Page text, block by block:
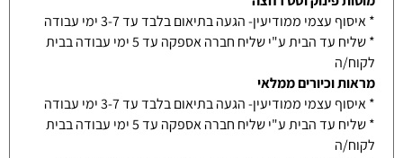
* איסוף עצמי ממודיעין- הגעה בתיאום בלבד עד 3-7 ימי עבודה
* שליח עד הבית ע"י שליח חברה אספקה עד 5 ימי עבודה בבית
לקוח/ה
מראות וכיורים ממלאי
* איסוף עצמי ממודיעין- הגעה בתיאום בלבד עד 3-7 ימי עבודה
* שליח עד הבית ע"י שליח חברה אספקה עד 5 ימי עבודה בבית
לקוח/ה